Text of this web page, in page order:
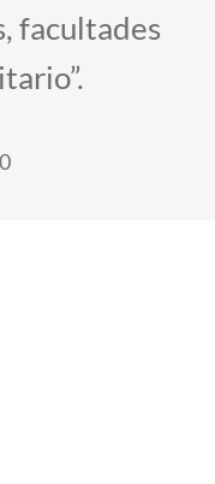
facultades